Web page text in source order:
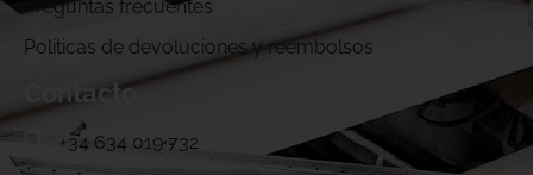
Preguntas frecuentes
Politicas de devoluciones y reembolsos
Contacto
+34 634 019 732